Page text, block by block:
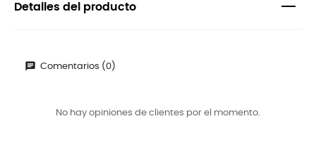
Detalles del producto
Comentarios (0)
No hay opiniones de clientes por el momento.